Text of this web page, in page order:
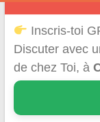
Inscris-toi
Discuter avec
de chez Toi, à